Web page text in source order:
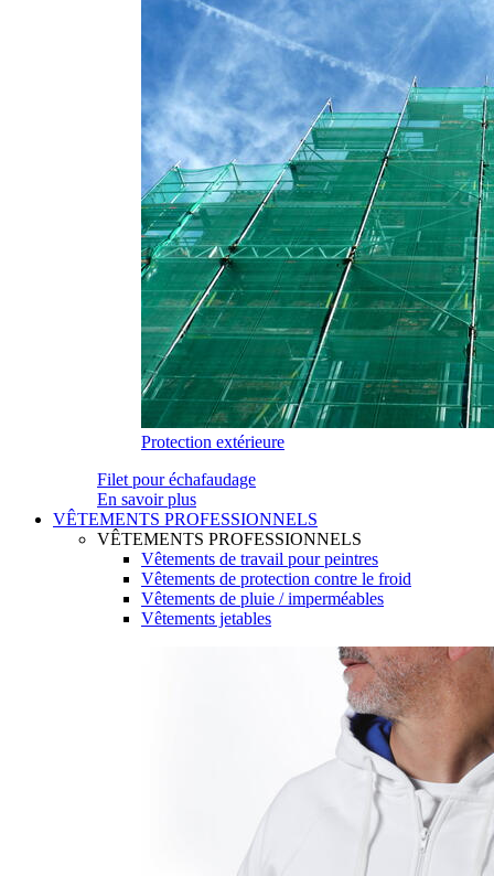
Protection extérieure
Filet pour échafaudage
En savoir plus
VÊTEMENTS PROFESSIONNELS
VÊTEMENTS PROFESSIONNELS
Vêtements de travail pour peintres
Vêtements de protection contre le froid
Vêtements de pluie / imperméables
Vêtements jetables